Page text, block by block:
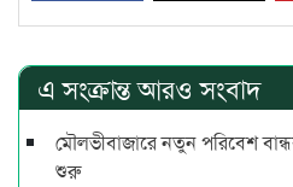
এ সংক্রান্ত আরও সংবাদ
মৌলভীবাজারে নতুন পরিবেশ
শুরু